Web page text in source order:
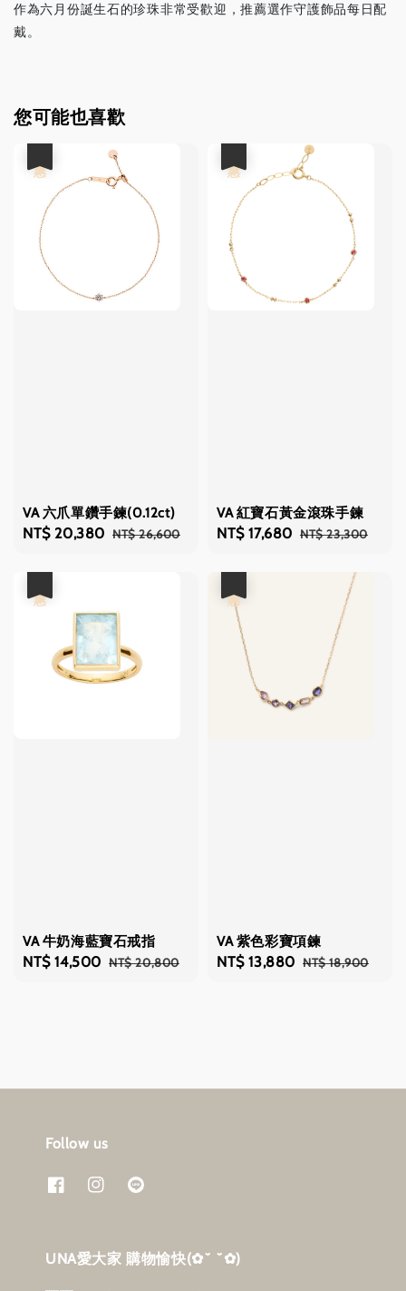
作為六月份誕生石的珍珠非常受歡迎，推薦選作守護飾品每日配
戴。
您可能也喜歡
VA 六爪單鑽手鍊(0.12ct)
Sale
NT$ 20,380 Regular
NT$ 26,600
VA 紅寶石黃金滾珠手鍊
Sale
NT$ 17,680 Regular
NT$ 23,300
VA 牛奶海藍寶石戒指
Sale
NT$ 14,500 Regular
NT$ 20,800
VA 紫色彩寶項鍊
Sale
NT$ 13,880 Regular
NT$ 18,900
Follow us
UNA愛大家 購物愉快‎(✿˘ ˘✿)